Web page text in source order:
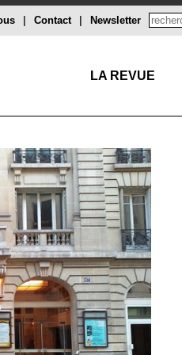
Newsletter
Contact
LA REVUE